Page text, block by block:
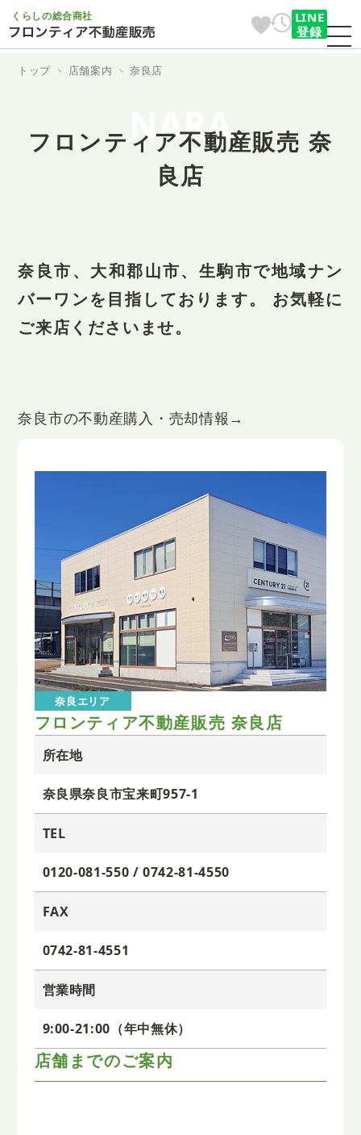
くらしの総合商社
LINE
登録
トップ 店舗案内 奈良店
NARA
フロンティア不動産販売 奈
良店
奈良市、大和郡山市、生駒市で地域ナン
バーワンを目指しております。 お気軽に
ご来店くださいませ。
奈良市の不動産購入・売却情報→
奈良エリア
フロンティア不動産販売 奈良店
所在地
奈良県奈良市宝来町957-1
TEL
0120-081-550 / 0742-81-4550
FAX
0742-81-4551
営業時間
9:00-21:00（年中無休）
店舗までのご案内